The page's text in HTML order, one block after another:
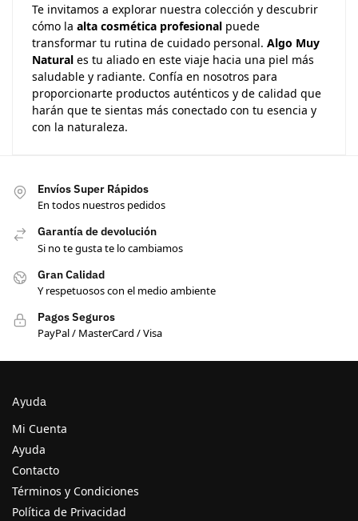
Te invitamos a explorar nuestra colección y descubrir
cómo la alta cosmética profesional puede
transformar tu rutina de cuidado personal. Algo Muy
Natural es tu aliado en este viaje hacia una piel más
saludable y radiante. Confía en nosotros para
proporcionarte productos auténticos y de calidad que
harán que te sientas más conectado con tu esencia y
con la naturaleza.
Envíos Super Rápidos
En todos nuestros pedidos
Garantía de devolución
Si no te gusta te lo cambiamos
Gran Calidad
Y respetuosos con el medio ambiente
Pagos Seguros
PayPal / MasterCard / Visa
Ayuda
Mi Cuenta
Ayuda
Contacto
Términos y Condiciones
Política de Privacidad